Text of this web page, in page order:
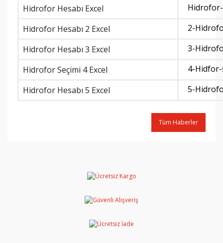
Hidrofor Hesabı Excel
Hidrofor Hesabı 2 Excel
2-
Hidrofor Hesabı 3 Excel
3-
Hidrofor Seçimi 4 Excel
4-Hidfor-
Hidrofor Hesabı 5 Excel
5-
Tüm Haberler